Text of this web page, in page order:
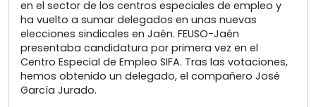
en el sector de los centros especiales de empleo y
ha vuelto a sumar delegados en unas nuevas
elecciones sindicales en Jaén. FEUSO-Jaén
presentaba candidatura por primera vez en el
Centro Especial de Empleo SIFA. Tras las votaciones,
hemos obtenido un delegado, el compañero José
García Jurado.